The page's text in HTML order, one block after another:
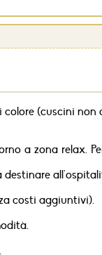
(cuscini non
a zona relax.
destinare
costi aggiuntivi).